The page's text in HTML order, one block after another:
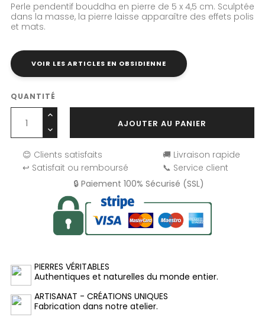
Perle pendentif bouddha en pierre de 5 x 4,5 cm. Sculptée
dans la masse, la pierre laisse apparaître des effets polis
et mats.
VOIR LES ARTICLES EN OBSIDIENNE
QUANTITÉ
AJOUTER AU PANIER
😊 Clients satisfaits
🚚 Livraison rapide
↩️ Satisfait ou remboursé
📞 Service client
🔒 Paiement 100% Sécurisé (SSL)
PIERRES VÉRITABLES
Authentiques et naturelles du monde entier.
ARTISANAT - CRÉATIONS UNIQUES
Fabrication dans notre atelier.